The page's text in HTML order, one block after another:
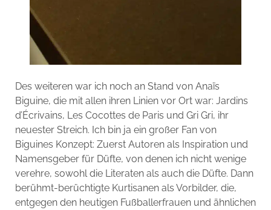
Des weiteren war ich noch an Stand von Anaïs
Biguine, die mit allen ihren Linien vor Ort war: Jardins
d’Écrivains, Les Cocottes de Paris und Gri Gri, ihr
neuester Streich. Ich bin ja ein großer Fan von
Biguines Konzept: Zuerst Autoren als Inspiration und
Namensgeber für Düfte, von denen ich nicht wenige
verehre, sowohl die Literaten als auch die Düfte. Dann
berühmt-berüchtigte Kurtisanen als Vorbilder, die,
entgegen den heutigen Fußballerfrauen und ähnlichen